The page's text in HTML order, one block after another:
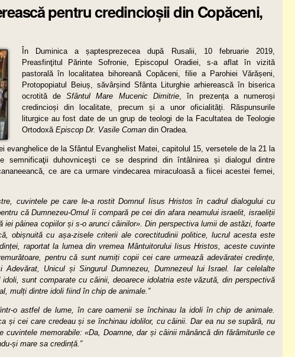
pentru credincioșii din Copăceni,
În Duminica a șaptesprezecea după Rusalii, 10 februarie 2019,
Preasfinţitul Părinte Sofronie, Episcopul Oradiei, s-a aflat în vizită
pastorală în localitatea bihoreană Copăceni, filie a Parohiei Vărășeni,
Protopopiatul Beiuș, săvârșind Sfânta Liturghie arhierească în biserica
ocrotită deSfântul Mare Mucenic Dimitrie, în prezența a numeroși
credincioși din localitate, precum și a unor oficialități. Răspunsurile
liturgice au fost date de un grup de teologi de la Facultatea de Teologie
Ortodoxă Episcop Dr. Vasile Comandin Oradea.
evanghelice de la Sfântul Evanghelist Matei, capitolul 15, versetele de la 21 la
semnificaţii duhovniceşti ce se desprind din întâlnirea și dialogul dintre
ce are ca urmare vindecarea miraculoasă a fiicei acestei femei,
cuvintele pe care le-a rostit Domnul Iisus Hristos în cadrul dialogului cu
că Dumnezeu-Omul îi compară pe cei din afara neamului israelit, israeliții
pâinea copiilor și s-o arunci câinilor». Din perspectiva lumii de astăzi, foarte
obișnuită cu așa-zisele criterii ale corectitudinii politice, lucrul acesta este
raportat la lumea din vremea Mântuitorului Iisus Hristos, aceste cuvinte
pentru că sunt numiți copii cei care urmează adevăratei credințe,
Unicul și Singurul Dumnezeu, Dumnezeul lui Israel. Iar celelalte
sunt comparate cu câinii, deoarece idolatria este văzută, din perspectivă
mulți dintre idoli fiind în chip de animale.”
o astfel de lume, în care oamenii se închinau la idoli în chip de animale.
și cei care credeau și se închinau idolilor, cu câinii. Dar ea nu se supără, nu
cuvintele memorabile: «Da, Doamne, dar și câinii mănâncă din fărâmiturile ce
și mare sa credință.”